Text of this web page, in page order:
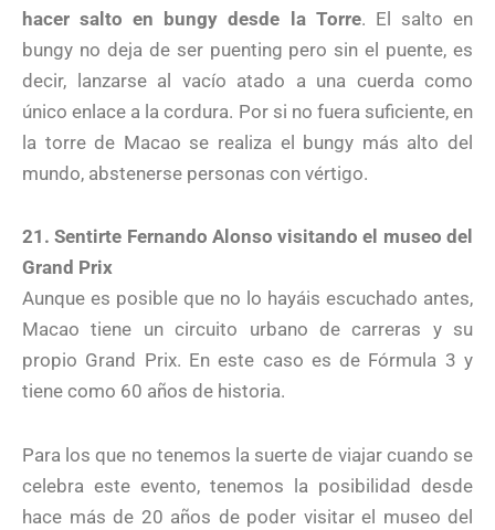
hacer salto en bungy desde la Torre. El salto en
bungy no deja de ser puenting pero sin el puente, es
decir, lanzarse al vacío atado a una cuerda como
único enlace a la cordura. Por si no fuera suficiente, en
la torre de Macao se realiza el bungy más alto del
mundo, abstenerse personas con vértigo.
21. Sentirte Fernando Alonso visitando el museo del
Grand Prix
Aunque es posible que no lo hayáis escuchado antes,
Macao tiene un circuito urbano de carreras y su
propio Grand Prix. En este caso es de Fórmula 3 y
tiene como 60 años de historia.
Para los que no tenemos la suerte de viajar cuando se
celebra este evento, tenemos la posibilidad desde
hace más de 20 años de poder visitar el museo del